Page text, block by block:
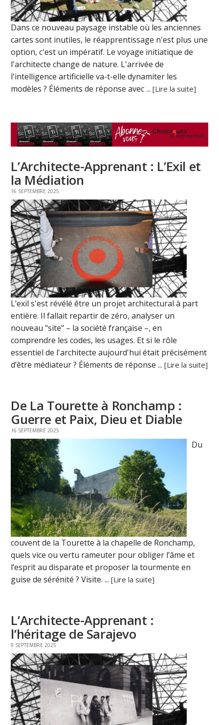
Dans ce nouveau paysage instable où les anciennes
cartes sont inutiles, le réapprentissage n'est plus une
option, c'est un impératif. Le voyage initiatique de
l'architecte change de nature. L'arrivée de
l'intelligence artificielle va-t-elle dynamiter les
modèles ? Éléments de réponse avec ...[Lire la suite]
L’Architecte-Apprenant : L’Exil et
la Médiation
16 SEPTEMBRE 2025
L’exil s'est révélé être un projet architectural à part
entière. Il fallait repartir de zéro, analyser un
nouveau "site" – la société française –, en
comprendre les codes, les usages. Et si le rôle
essentiel de l'architecte aujourd'hui était précisément
d’être médiateur ? Éléments de réponse ...[Lire la suite]
De La Tourette à Ronchamp :
Guerre et Paix, Dieu et Diable
16 SEPTEMBRE 2025
Du
couvent de la Tourette à la chapelle de Ronchamp,
quels vice ou vertu rameuter pour obliger l’âme et
l’esprit au disparate et proposer la tourmente en
guise de sérénité ? Visite. ...[Lire la suite]
L’Architecte-Apprenant :
l’héritage de Sarajevo
9 SEPTEMBRE 2025